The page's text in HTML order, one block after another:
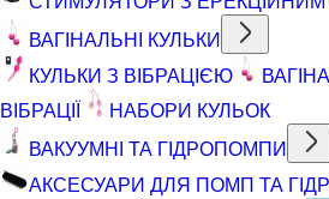
ВАГІНАЛЬНІ КУЛЬКИ
КУЛЬКИ З ВІБРАЦІЄЮ
ВІБРАЦІЇ
НАБОРИ КУЛЬОК
ВАКУУМНІ ТА ГІДРОПОМПИ
АКСЕСУАРИ ДЛЯ ПОМП ТА